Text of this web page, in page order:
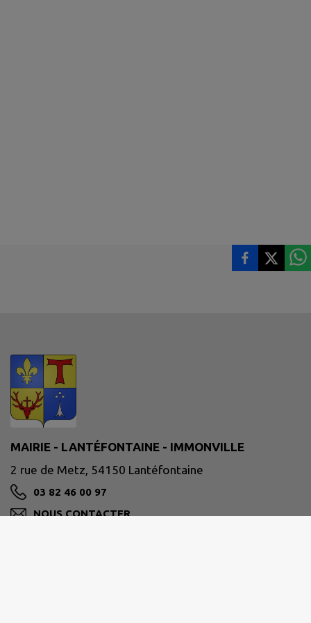
MAIRIE - LANTÉFONTAINE - IMMONVILLE
2 rue de Metz, 54150 Lantéfontaine
03 82 46 00 97
NOUS CONTACTER